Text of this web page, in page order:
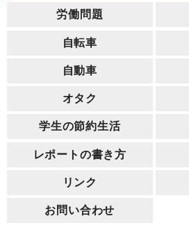
労働問題
自転車
自動車
オタク
学生の節約生活
レポートの書き方
リンク
お問い合わせ